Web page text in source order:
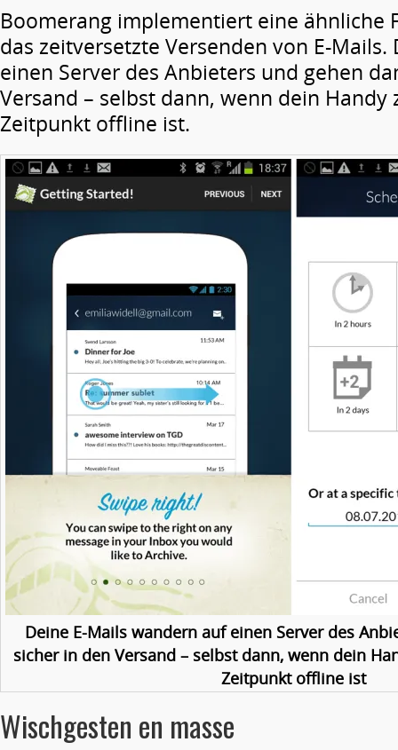
Boomerang implementiert eine ähnliche
das zeitversetzte Versenden von E-
einen Server des Anbieters und gehen
Versand – selbst dann, wenn dein
Zeitpunkt offline ist.
Deine E-Mails wandern auf einen Server des
sicher in den Versand – selbst dann, wenn dein
Zeitpunkt offline ist
Wischgesten en masse